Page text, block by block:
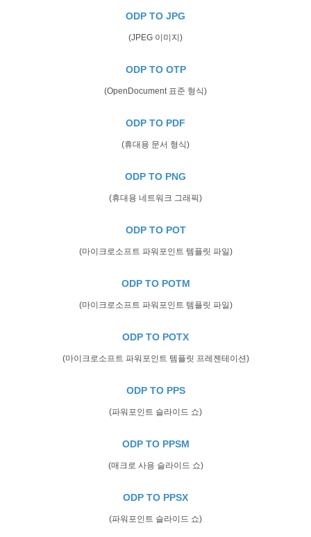
ODP TO JPG
(JPEG 이미지)
ODP TO OTP
(OpenDocument 표준 형식)
ODP TO PDF
(휴대용 문서 형식)
ODP TO PNG
(휴대용 네트워크 그래픽)
ODP TO POT
(마이크로소프트 파워포인트 템플릿 파일)
ODP TO POTM
(마이크로소프트 파워포인트 템플릿 파일)
ODP TO POTX
(마이크로소프트 파워포인트 템플릿 프레젠테이션)
ODP TO PPS
(파워포인트 슬라이드 쇼)
ODP TO PPSM
(매크로 사용 슬라이드 쇼)
ODP TO PPSX
(파워포인트 슬라이드 쇼)